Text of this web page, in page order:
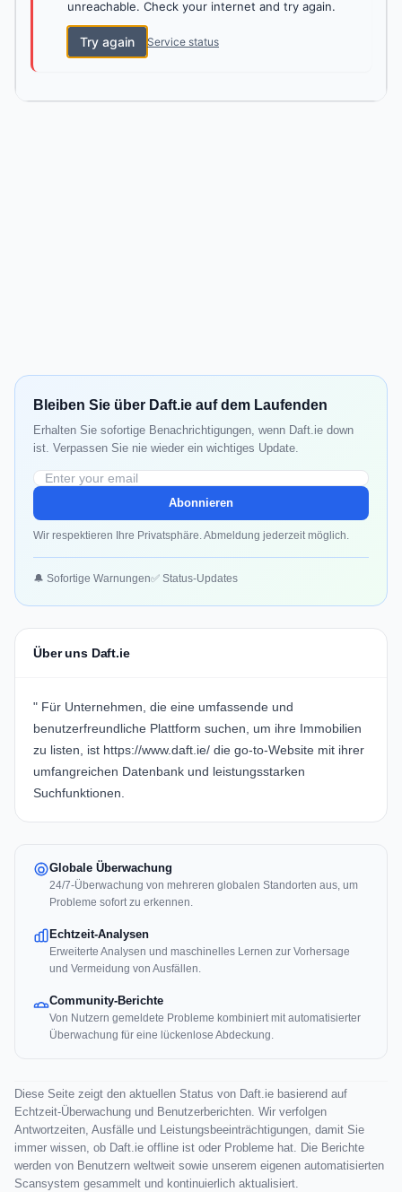
unreachable. Check your internet and try again.
Try again Service status
Bleiben Sie über Daft.ie auf dem Laufenden
Erhalten Sie sofortige Benachrichtigungen, wenn Daft.ie down
ist. Verpassen Sie nie wieder ein wichtiges Update.
Abonnieren
Wir respektieren Ihre Privatsphäre. Abmeldung jederzeit möglich.
🔔 Sofortige Warnungen✅ Status-Updates
Über uns Daft.ie
" Für Unternehmen, die eine umfassende und
benutzerfreundliche Plattform suchen, um ihre Immobilien
zu listen, ist https://www.daft.ie/ die go-to-Website mit ihrer
umfangreichen Datenbank und leistungsstarken
Suchfunktionen.
Globale Überwachung
24/7-Überwachung von mehreren globalen Standorten aus, um
Probleme sofort zu erkennen.
Echtzeit-Analysen
Erweiterte Analysen und maschinelles Lernen zur Vorhersage
und Vermeidung von Ausfällen.
Community-Berichte
Von Nutzern gemeldete Probleme kombiniert mit automatisierter
Überwachung für eine lückenlose Abdeckung.
Diese Seite zeigt den aktuellen Status von Daft.ie basierend auf
Echtzeit-Überwachung und Benutzerberichten. Wir verfolgen
Antwortzeiten, Ausfälle und Leistungsbeeinträchtigungen, damit Sie
immer wissen, ob Daft.ie offline ist oder Probleme hat. Die Berichte
werden von Benutzern weltweit sowie unserem eigenen automatisierten
Scansystem gesammelt und kontinuierlich aktualisiert.